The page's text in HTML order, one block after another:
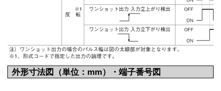
外形寸法図（単位：mm）・端子番号図